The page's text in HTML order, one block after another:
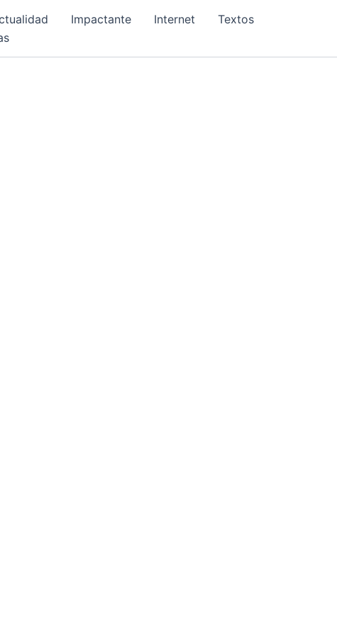
Impactante Internet
Textos